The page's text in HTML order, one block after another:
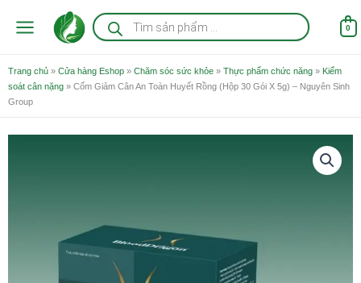
Tìm
kiếm
sản
0
Trang chủ » Cửa hàng Eshop » Chăm sóc sức khỏe » Thực phẩm chức năng » Kiểm
soát cân nặng » Cốm Giảm Cân An Toàn Huyết Rồng (Hộp 30 Gói X 5g) – Nguyên Sinh
Group